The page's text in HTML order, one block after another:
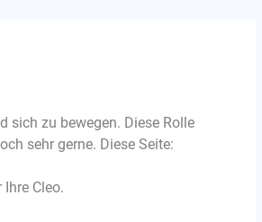
sich zu bewegen. Diese Rolle
sehr gerne. Diese Seite:
Cleo.